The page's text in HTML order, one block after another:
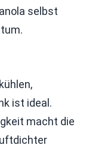
selbst
ist ideal.
macht die